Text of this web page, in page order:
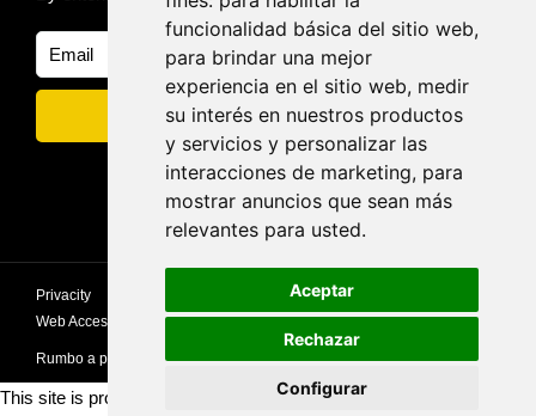
funcionalidad básica del sitio web,
para brindar una mejor
experiencia en el sitio web, medir
su interés en nuestros productos
y servicios y personalizar las
interacciones de marketing, para
mostrar anuncios que sean más
relevantes para usted.
Aceptar
Rechazar
Configurar
Privacity
Privacy Policy
Web Accessibility Statement
Rumbo a picos
This site is protected by reCAPTCHA and the Google